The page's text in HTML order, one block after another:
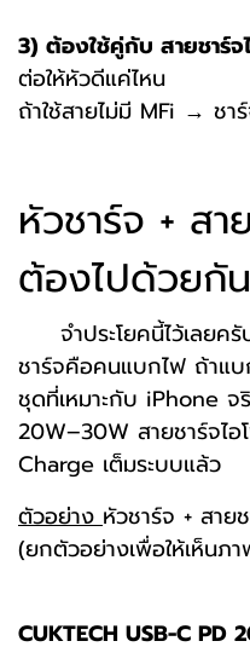
3) ต้องใช้คู่กับ สายชาร์
ต่อให้หัวดีแค่ไหน
ถ้าใช้สายไม่มี MFi → ชา
หัวชาร์จ + สา
ต้องไปด้วยกัน
จำประโยคนี้ไว้เลยค
ชาร์จคือคนแบกไฟ ถ้าแบ
ชุดที่เหมาะกับ iPhone
20W–30W สายชาร์จไ
Charge เต็มระบบแล้ว
ตัวอย่างหัวชาร์จ + สาย
(ยกตัวอย่างเพื่อให้เห็นภ
CUKTECH USB-C PD